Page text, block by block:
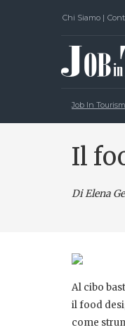
Chi Siamo |
Job In Tourism
Il
Di Elena
Al cibo
il food
come